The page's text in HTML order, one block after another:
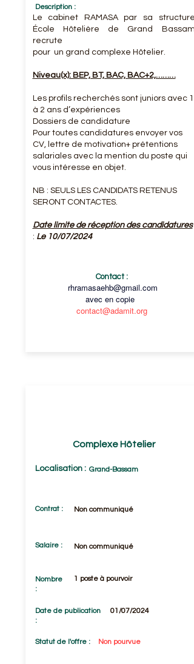
Description :
Le cabinet RAMASA par sa structure
École Hôtelière de Grand Bassam
recrute
pour un grand complexe Hôtelier.
Niveau(x): BEP, BT, BAC, BAC+2,………
Les profils recherchés sont juniors avec 1
à 2 ans d’expériences
Dossiers de candidature
Pour toutes candidatures envoyer vos
CV, lettre de motivation+ prétentions
salariales avec la mention du poste qui
vous intéresse en objet.
NB : SEULS LES CANDIDATS RETENUS
SERONT CONTACTES.
Date limite de réception des candidatures
: Le 10/07/2024
Contact :
rhramasaehb@gmail.com
avec en copie
contact@adamit.org
Complexe Hôtelier
Localisation : Grand-Bassam
Contrat : Non communiqué
Salaire : Non communiqué
Nombre
:
1 poste à pourvoir
Date de publication
:
01/07/2024
Statut de l'offre : Non pourvue